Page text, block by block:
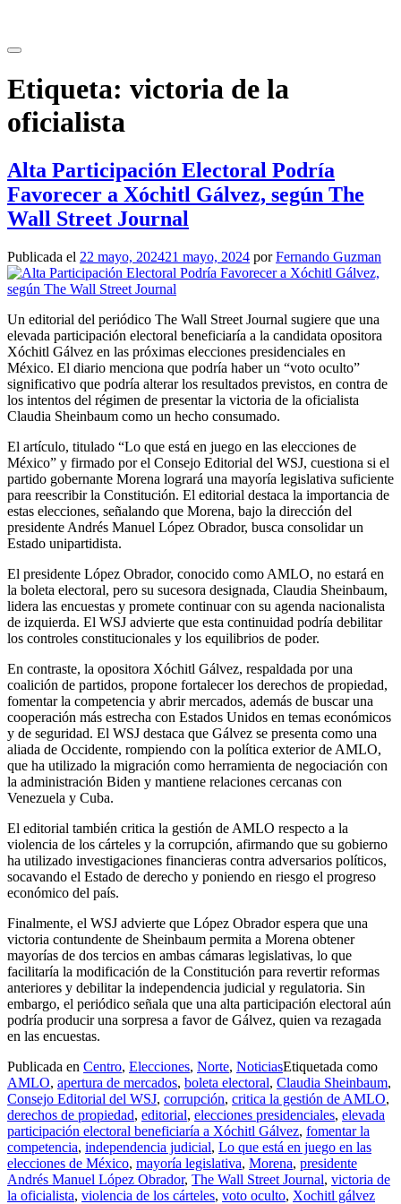
contenido
Etiqueta: victoria de la
oficialista
Alta Participación Electoral Podría
Favorecer a Xóchitl Gálvez, según The
Wall Street Journal
Publicada el 22 mayo, 202421 mayo, 2024 porFernando Guzman
Un editorial del periódico The Wall Street Journal sugiere que una
elevada participación electoral beneficiaría a la candidata opositora
Xóchitl Gálvez en las próximas elecciones presidenciales en
México. El diario menciona que podría haber un “voto oculto”
significativo que podría alterar los resultados previstos, en contra de
los intentos del régimen de presentar la victoria de la oficialista
Claudia Sheinbaum como un hecho consumado.
El artículo, titulado “Lo que está en juego en las elecciones de
México” y firmado por el Consejo Editorial del WSJ, cuestiona si el
partido gobernante Morena logrará una mayoría legislativa suficiente
para reescribir la Constitución. El editorial destaca la importancia de
estas elecciones, señalando que Morena, bajo la dirección del
presidente Andrés Manuel López Obrador, busca consolidar un
Estado unipartidista.
El presidente López Obrador, conocido como AMLO, no estará en
la boleta electoral, pero su sucesora designada, Claudia Sheinbaum,
lidera las encuestas y promete continuar con su agenda nacionalista
de izquierda. El WSJ advierte que esta continuidad podría debilitar
los controles constitucionales y los equilibrios de poder.
En contraste, la opositora Xóchitl Gálvez, respaldada por una
coalición de partidos, propone fortalecer los derechos de propiedad,
fomentar la competencia y abrir mercados, además de buscar una
cooperación más estrecha con Estados Unidos en temas económicos
y de seguridad. El WSJ destaca que Gálvez se presenta como una
aliada de Occidente, rompiendo con la política exterior de AMLO,
que ha utilizado la migración como herramienta de negociación con
la administración Biden y mantiene relaciones cercanas con
Venezuela y Cuba.
El editorial también critica la gestión de AMLO respecto a la
violencia de los cárteles y la corrupción, afirmando que su gobierno
ha utilizado investigaciones financieras contra adversarios políticos,
socavando el Estado de derecho y poniendo en riesgo el progreso
económico del país.
Finalmente, el WSJ advierte que López Obrador espera que una
victoria contundente de Sheinbaum permita a Morena obtener
mayorías de dos tercios en ambas cámaras legislativas, lo que
facilitaría la modificación de la Constitución para revertir reformas
anteriores y debilitar la independencia judicial y regulatoria. Sin
embargo, el periódico señala que una alta participación electoral aún
podría producir una sorpresa a favor de Gálvez, quien va rezagada
en las encuestas.
Publicada en Centro, Elecciones, Norte, NoticiasEtiquetada como
AMLO, apertura de mercados, boleta electoral, Claudia Sheinbaum,
Consejo Editorial del WSJ, corrupción, critica la gestión de AMLO,
derechos de propiedad, editorial, elecciones presidenciales, elevada
participación electoral beneficiaría a Xóchitl Gálvez, fomentar la
competencia, independencia judicial, Lo que está en juego en las
elecciones de México, mayoría legislativa, Morena, presidente
Andrés Manuel López Obrador, The Wall Street Journal, victoria de
la oficialista, violencia de los cárteles, voto oculto, Xochitl gálvez